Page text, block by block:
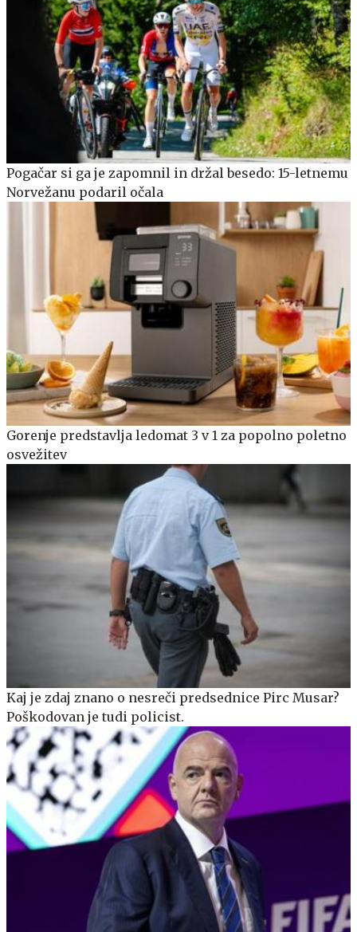
Pogačar si ga je zapomnil in držal besedo: 15-letnemu
Norvežanu podaril očala
Gorenje predstavlja ledomat 3 v 1 za popolno poletno
osvežitev
Kaj je zdaj znano o nesreči predsednice Pirc Musar?
Poškodovan je tudi policist.